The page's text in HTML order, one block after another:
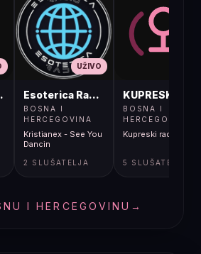
Tešanj
UŽIVO
Esoterica Radio S1
BOSNA I
HERCEGOVINA
Kristianex - See You
Dancin
2 SLUŠATELJA
BOSNA I
HERCEGOVINA
Kupreski radio
5 SLUŠATELJA
I HERCEGOVINU →